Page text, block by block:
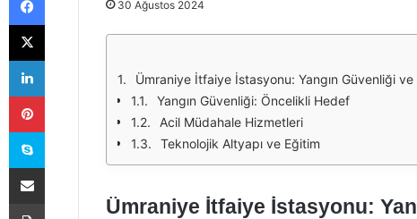
30 Ağustos 2024
Ümraniye İtfaiye İstasyonu: Yangın Güvenliği
Yangın Güvenliği: Öncelikli Hedef
Acil Müdahale Hizmetleri
Teknolojik Altyapı ve Eğitim
Ümraniye İtfaiye İstasyonu:
X
LinkedIn
Pinterest
Skype
E-Posta ile paylaş